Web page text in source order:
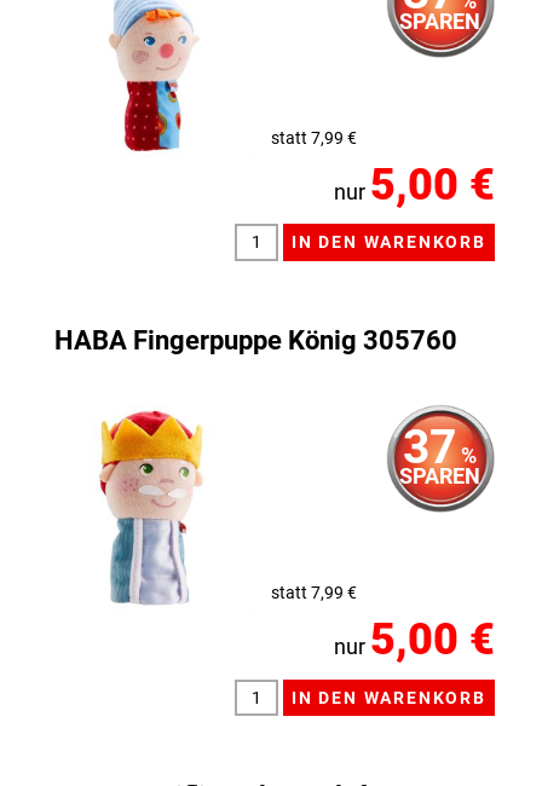
SPAREN
statt 7,99 €
nur 5,00 €
HABA Fingerpuppe König 305760
37 %
SPAREN
statt 7,99 €
nur 5,00 €